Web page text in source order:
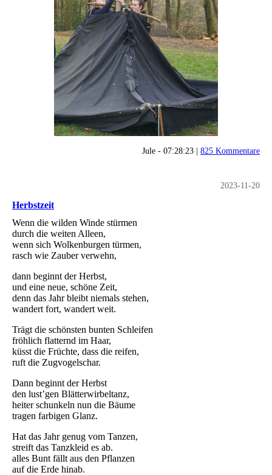
Jule - 07:28:23 | 825 Kommentare
2023-11-20
Herbstzeit
Wenn die wilden Winde stürmen
durch die weiten Alleen,
wenn sich Wolkenburgen türmen,
rasch wie Zauber verwehn,
dann beginnt der Herbst,
und eine neue, schöne Zeit,
denn das Jahr bleibt niemals stehen,
wandert fort, wandert weit.
Trägt die schönsten bunten Schleifen
fröhlich flatternd im Haar,
küsst die Früchte, dass die reifen,
ruft die Zugvogelschar.
Dann beginnt der Herbst
den lust’gen Blätterwirbeltanz,
heiter schunkeln nun die Bäume
tragen farbigen Glanz.
Hat das Jahr genug vom Tanzen,
streift das Tanzkleid es ab.
alles Bunt fällt aus den Pflanzen
auf die Erde hinab.